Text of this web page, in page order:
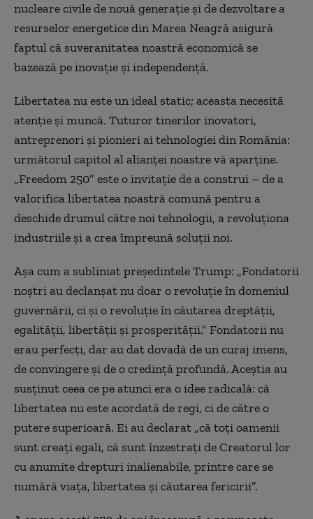
nucleare civile de nouă generație și de dezvoltare a
resurselor energetice din Marea Neagră asigură
faptul că suveranitatea noastră economică se
bazează pe inovație și independență.
Libertatea nu este un ideal static; aceasta necesită
atenție și muncă. Tuturor tinerilor inovatori,
antreprenori și pionieri ai tehnologiei din România:
următorul capitol al alianței noastre vă aparține.
„Freedom 250” este o invitație de a construi – de a
valorifica libertatea noastră comună pentru a
deschide drumul către noi tehnologii, a revoluționa
industriile și a crea împreună soluții noi.
Așa cum a subliniat președintele Trump: „Fondatorii
noștri au declanșat nu doar o revoluție în domeniul
guvernării, ci și o revoluție în căutarea dreptății,
egalității, libertății și prosperității.” Fondatorii nu
erau perfecți, dar au dat dovadă de un curaj imens,
de convingere și de o credință profundă. Aceștia au
susținut ceea ce pe atunci era o idee radicală: că
libertatea nu este acordată de regi, ci de către o
putere superioară. Ei au declarat „că toți oamenii
sunt creați egali, că sunt înzestrați de Creatorul lor
cu anumite drepturi inalienabile, printre care se
numără viața, libertatea și căutarea fericirii”.